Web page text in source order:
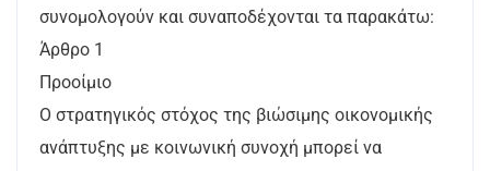
συνομολογούν και συναποδέχονται τα παρακάτω:
Άρθρο 1
Προοίμιο
Ο στρατηγικός στόχος της βιώσιμης οικονομικής
ανάπτυξης με κοινωνική συνοχή μπορεί να